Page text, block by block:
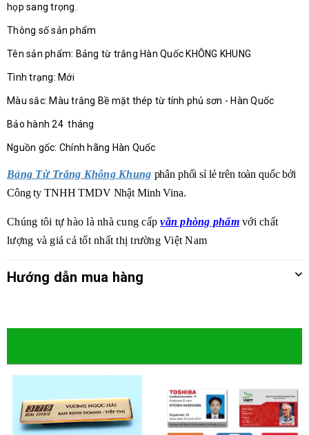
họp sang trọng.
Thông số sản phẩm
Tên sản phẩm: Bảng từ trắng Hàn Quốc KHÔNG KHUNG
Tình trạng: Mới
Màu sắc: Màu trắng Bề mặt thép từ tính phủ sơn - Hàn Quốc
Bảo hành 24 tháng
Nguồn gốc: Chính hãng Hàn Quốc
Bảng Từ Trắng Không Khung phân phối sỉ lẻ trên toàn quốc bởi
Công ty TNHH TMDV Nhật Minh Vina.
Chúng tôi tự hào là nhà cung cấpvăn phòng phẩm với chất
lượng và giá cả tốt nhất thị trường Việt Nam
Hướng dẫn mua hàng